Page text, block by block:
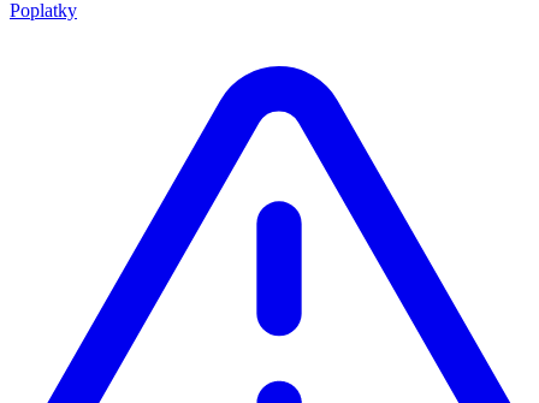
Poplatky